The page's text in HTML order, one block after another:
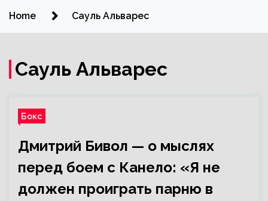
Home Сауль Альварес
Сауль Альварес
Бокс
Дмитрий Бивол — о мыслях
перед боем с Канело: «Я не
должен проиграть парню в